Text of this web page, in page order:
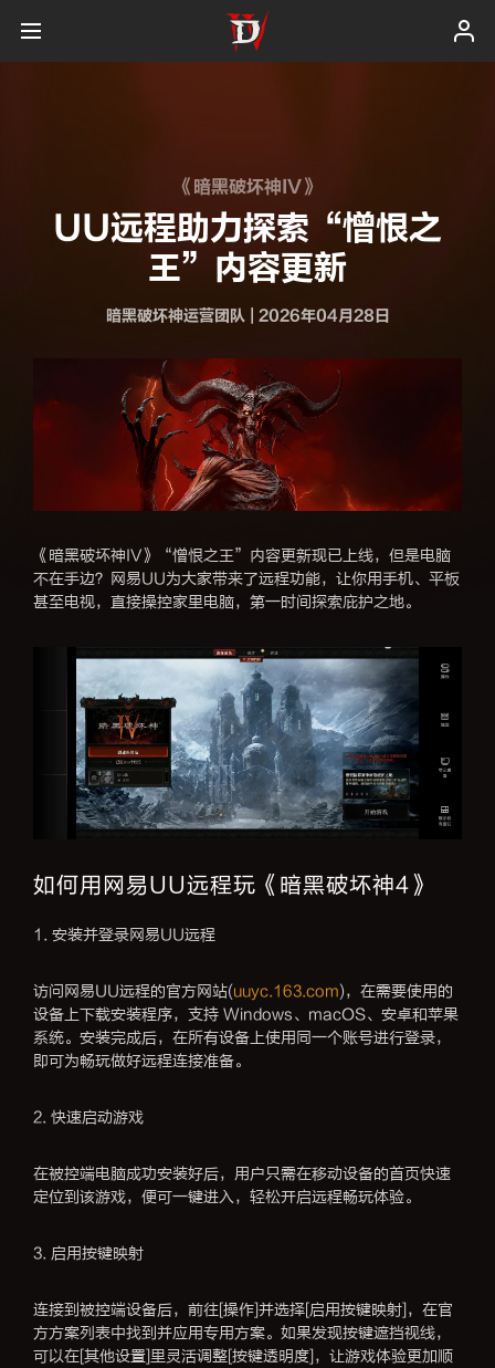
《暗黑破坏神IV》
UU远程助力探索“憎恨之
王”内容更新
暗黑破坏神运营团队 2026年04月28日
《暗黑破坏神IV》“憎恨之王”内容更新现已上线，但是电脑
不在手边？网易UU为大家带来了远程功能，让你用手机、平板
甚至电视，直接操控家里电脑，第一时间探索庇护之地。
如何用网易UU远程玩《暗黑破坏神4》
1. 安装并登录网易UU远程
访问网易UU远程的官方网站(uuyc.163.com)，在需要使用的
设备上下载安装程序，支持 Windows、macOS、安卓和苹果
系统。安装完成后，在所有设备上使用同一个账号进行登录，
即可为畅玩做好远程连接准备。
2. 快速启动游戏
在被控端电脑成功安装好后，用户只需在移动设备的首页快速
定位到该游戏，便可一键进入，轻松开启远程畅玩体验。
3. 启用按键映射
连接到被控端设备后，前往[操作]并选择[启用按键映射]，在官
方方案列表中找到并应用专用方案。如果发现按键遮挡视线，
可以在[其他设置]里灵活调整[按键透明度]，让游戏体验更加顺